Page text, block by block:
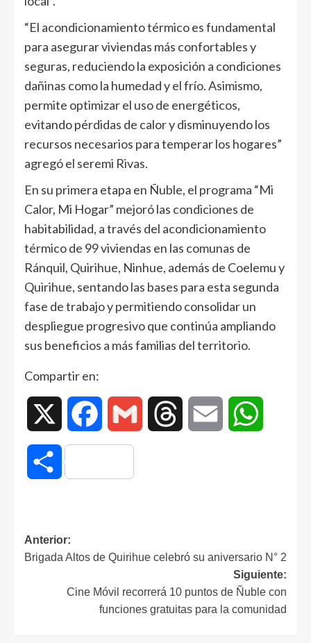
“El acondicionamiento térmico es fundamental
para asegurar viviendas más confortables y
seguras, reduciendo la exposición a condiciones
dañinas como la humedad y el frío. Asimismo,
permite optimizar el uso de energéticos,
evitando pérdidas de calor y disminuyendo los
recursos necesarios para temperar los hogares”
agregó el seremi Rivas.
En su primera etapa en Ñuble, el programa “Mi
Calor, Mi Hogar” mejoró las condiciones de
habitabilidad, a través del acondicionamiento
térmico de 99 viviendas en las comunas de
Ránquil, Quirihue, Ninhue, además de Coelemu y
Quirihue, sentando las bases para esta segunda
fase de trabajo y permitiendo consolidar un
despliegue progresivo que continúa ampliando
sus beneficios a más familias del territorio.
Compartir en:
Facebook Gmail Threads Email
Compartir
Anterior:
Brigada Altos de Quirihue celebró su aniversario N° 2
Siguiente:
Cine Móvil recorrerá 10 puntos de Ñuble con
funciones gratuitas para la comunidad